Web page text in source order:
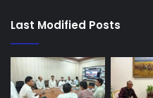
Last Modified Posts